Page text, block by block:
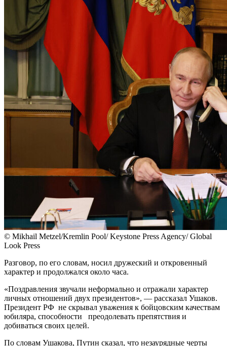
© Mikhail Metzel/Kremlin Pool/ Keystone Press Agency/ Global
Look Press
Разговор, по его словам, носил дружеский и откровенный
характер и продолжался около часа.
«Поздравления звучали неформально и отражали характер
личных отношений двух президентов», — рассказал Ушаков.
Президент РФ не скрывал уважения к бойцовским качествам
юбиляра, способности преодолевать препятствия и
добиваться своих целей.
По словам Ушакова, Путин сказал, что незаурядные черты